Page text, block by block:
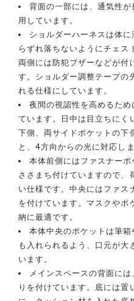
背面の一部には、通気性
用しています。
ショルダーハーネスは体
らずれ落ちないようにチェス
両側には防犯ブザーなどが付
す。ショルダー調整テープの
れる仕様にしています。
夜間の視認性を高めるた
ています。日中は目立ちにく
下側、両サイドポケットの下
と、4方向からの光に対応しま
本体前側にはファスナー
ささまち付けていますので、
い仕様です。中央にはファス
を付けています。マスクやポ
納に最適です。
本体中央のポケットは筆
も入れられるよう、口元が大
います。
メインスペースの背面に
りを付けています。底には置